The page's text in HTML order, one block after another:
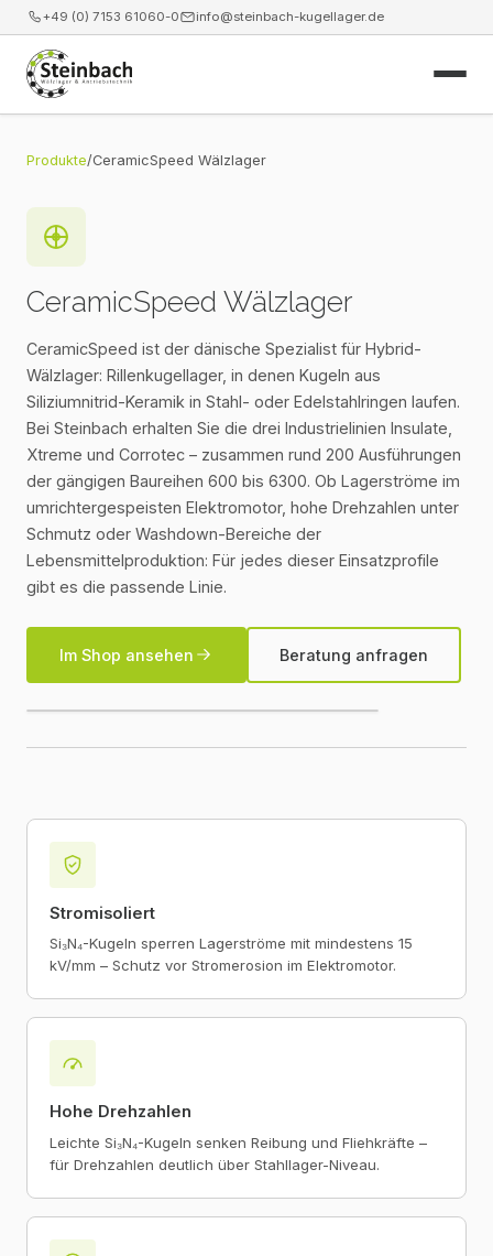
+49 (0) 7153 61060-0 info@steinbach-kugellager.de
Start
Produkte
Leistungen
Unternehmen
Kontakt
Webshop
Produkte/CeramicSpeed Wälzlager
CeramicSpeed Wälzlager
CeramicSpeed ist der dänische Spezialist für Hybrid-
Wälzlager: Rillenkugellager, in denen Kugeln aus
Siliziumnitrid-Keramik in Stahl- oder Edelstahlringen laufen.
Bei Steinbach erhalten Sie die drei Industrielinien Insulate,
Xtreme und Corrotec – zusammen rund 200 Ausführungen
der gängigen Baureihen 600 bis 6300. Ob Lagerströme im
umrichtergespeisten Elektromotor, hohe Drehzahlen unter
Schmutz oder Washdown-Bereiche der
Lebensmittelproduktion: Für jedes dieser Einsatzprofile
gibt es die passende Linie.
Im Shop ansehen Beratung anfragen
Stromisoliert
Si₃N₄-Kugeln sperren Lagerströme mit mindestens 15
kV/mm – Schutz vor Stromerosion im Elektromotor.
Hohe Drehzahlen
Leichte Si₃N₄-Kugeln senken Reibung und Fliehkräfte –
für Drehzahlen deutlich über Stahllager-Niveau.